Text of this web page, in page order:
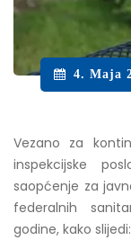
4. Maja
Vezano za
inspekcijske
saopćenje za
federalnih
godine, kako slijedi: